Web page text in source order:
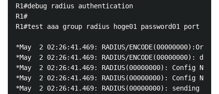
R1#debug radius
R1#
R1#test aaa group radius hoge01 password01 port
*May  2 02:26:41.469: RADIUS/
*May  2 02:26:41.469: RADIUS/
*May  2 02:26:41.469: RADIUS(00000000): Config
*May  2 02:26:41.469: RADIUS(00000000): Config
*May  2 02:26:41.469: RADIUS(00000000): sending